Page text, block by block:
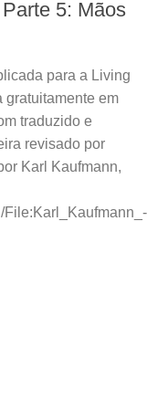
5: Mãos
para a Living
gratuitamente em
traduzido e
revisado por
Karl Kaufmann,
File:Karl_Kaufmann_-